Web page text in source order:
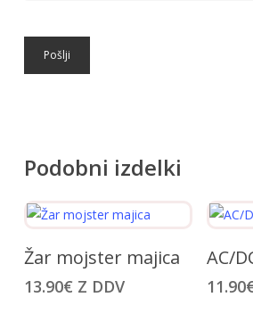
Podobni izdelki
izdelek
ima
Žar mojster majica
13.90€ Z DDV
izdelek
ima
AC/
11.90